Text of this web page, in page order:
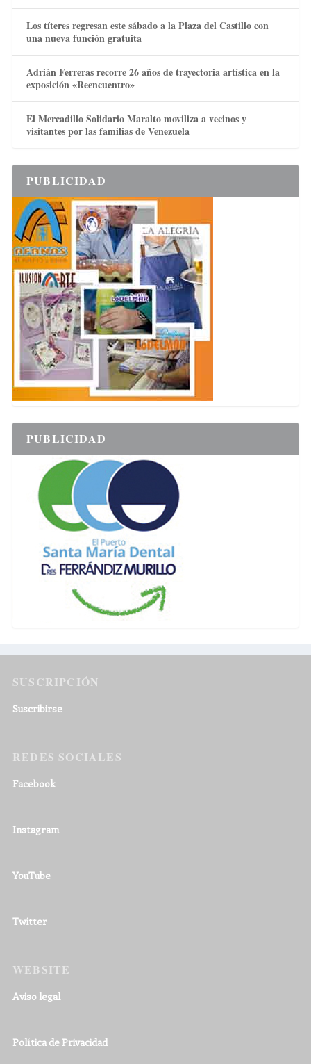
Los títeres regresan este sábado a la Plaza del Castillo con
una nueva función gratuita
Adrián Ferreras recorre 26 años de trayectoria artística en la
exposición «Reencuentro»
El Mercadillo Solidario Maralto moviliza a vecinos y
visitantes por las familias de Venezuela
PUBLICIDAD
PUBLICIDAD
SUSCRIPCIÓN
Suscribirse
REDES SOCIALES
Facebook
Instagram
YouTube
Twitter
WEBSITE
Aviso legal
Política de Privacidad